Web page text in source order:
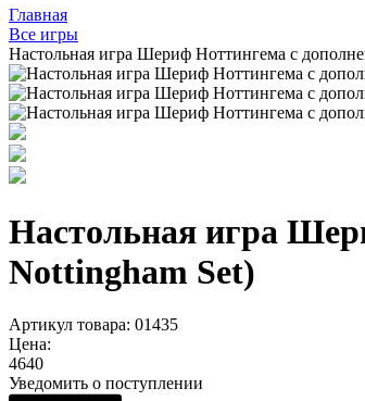
Главная
Все игры
Настольная игра Шериф Ноттингема с
Настольная игра
Nottingham Set)
Артикул товара: 01435
Цена:
4640
Уведомить о поступлении